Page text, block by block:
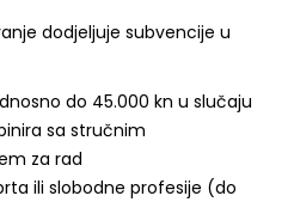
dodjeljuje subvencije u
do 45.000 kn u slučaju
sa stručnim
za rad
ili slobodne profesije (do